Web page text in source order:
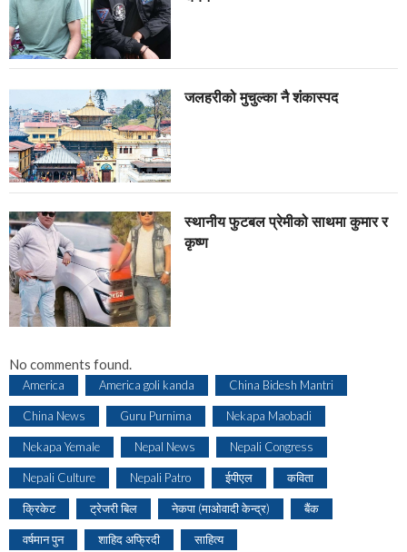
जलहरीको मुचुल्का नै शंंकास्पद
स्थानीय फुटबल प्रेमीको साथमा कुमार र
कृष्ण
No comments found.
America America goli kanda China Bidesh Mantri
China News Guru Purnima Nekapa Maobadi
Nekapa Yemale Nepal News Nepali Congress
Nepali Culture Nepali Patro ईपीएल कविता
क्रिकेट ट्रेजरी बिल नेकपा (माओवादी केन्द्र) बैंक
वर्षमान पुन शाहिद अफ्रिदी साहित्य